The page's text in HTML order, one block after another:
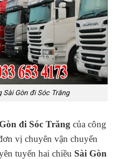
Sài Gòn đi Sóc Trăng
đi Sóc Trăng của công
vị chuyên vận chuyển
tuyến hai chiều Sài Gòn